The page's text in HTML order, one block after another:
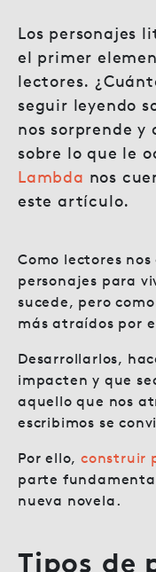
Los personajes
el primer
lectores.
seguir leyendo
nos sorprende y
sobre lo que le
Lambda nos
este artículo.
Como lectores
personajes para
sucede, pero
más atraídos por
Desarrollarlos,
impacten y que
aquello que nos
escribimos se
Por ello, construir
parte
nueva novela.
Tipos de